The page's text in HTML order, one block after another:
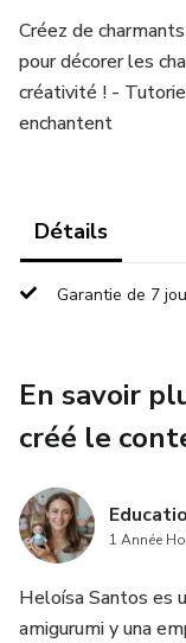
Créez de
pour décorer les
créativité ! -
enchantent
Détails
Garantie de 7
En savoir
créé le
1 Année
Heloísa Santos es
amigurumi y una